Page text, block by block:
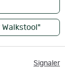
Signaler